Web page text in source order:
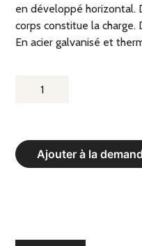
en développé horizontal.
corps constitue la charge.
En acier galvanisé et
Ajouter à la
QUANTITÉ
DOUBLE
PRESSE